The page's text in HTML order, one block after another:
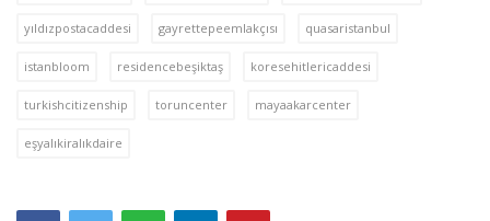
yıldızpostacaddesi gayrettepeemlakçısı quasaristanbul
istanbloom residencebeşiktaş koresehitlericaddesi
turkishcitizenship toruncenter mayaakarcenter
eşyalıkiralıkdaire